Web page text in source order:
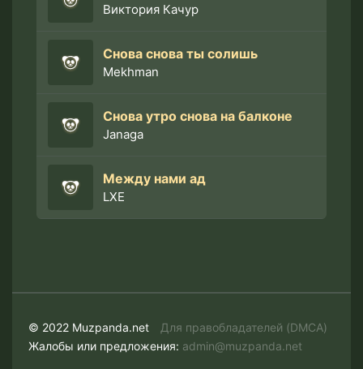
Виктория Качур
Снова снова ты солишь
Mekhman
Снова утро снова на балконе
Janaga
Между нами ад
LXE
© 2022 Muzpanda.net
Для правобладателей (DMCA)
Жалобы или предложения: admin@muzpanda.net